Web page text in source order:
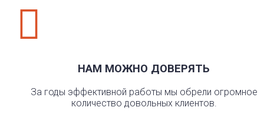

НАМ МОЖНО ДОВЕРЯТЬ
За годы эффективной работы мы обрели огромное
количество довольных клиентов.